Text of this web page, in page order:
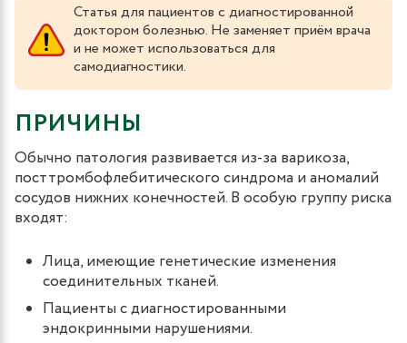
Статья для пациентов с диагностированной
доктором болезнью. Не заменяет приём врача
и не может использоваться для
самодиагностики.
ПРИЧИНЫ
Обычно патология развивается из-за варикоза,
посттромбофлебитического синдрома и аномалий
сосудов нижних конечностей. В особую группу риска
входят:
Лица, имеющие генетические изменения
соединительных тканей.
Пациенты с диагностированными
эндокринными нарушениями.